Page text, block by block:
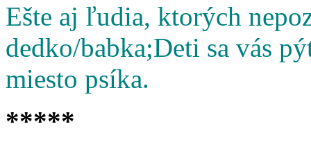
Ešte aj ľudia, ktorých
dedko/babka;Deti sa vás
miesto psíka.
*****